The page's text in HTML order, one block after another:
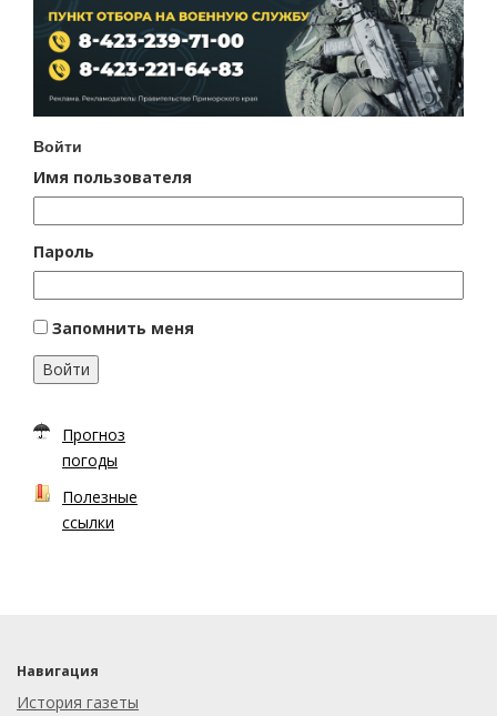
Войти
Имя пользователя
Пароль
Запомнить меня
Войти
Прогноз
погоды
Полезные
ссылки
Навигация
История газеты